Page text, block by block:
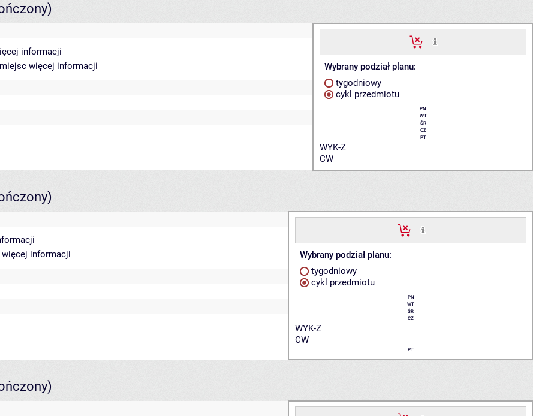
Wybrany podział planu:
tygodniowy
cykl przedmiotu
PN
WT
ŚR
CZ
PT
WYK-Z
CW
informacji
więcej informacji
Wybrany podział planu:
tygodniowy
cykl przedmiotu
PN
WT
ŚR
CZ
WYK-Z
CW
PT
więcej informacji